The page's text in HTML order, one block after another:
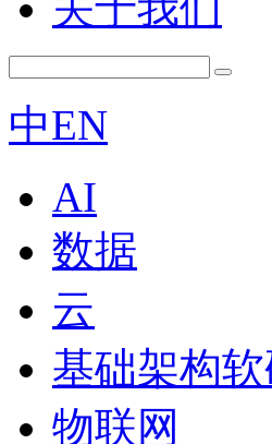
中EN
AI
数据
云
基础架构
物联网